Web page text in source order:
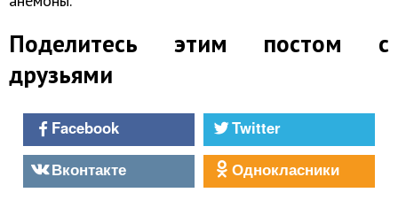
Поделитесь этим постом с
друзьями
Facebook
Twitter
Вконтакте
Однокласники